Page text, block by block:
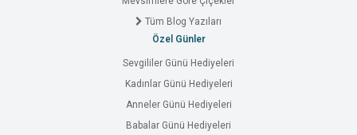
Tüm Blog Yazıları
Özel Günler
Sevgililer Günü Hediyeleri
Kadınlar Günü Hediyeleri
Anneler Günü Hediyeleri
Babalar Günü Hediyeleri